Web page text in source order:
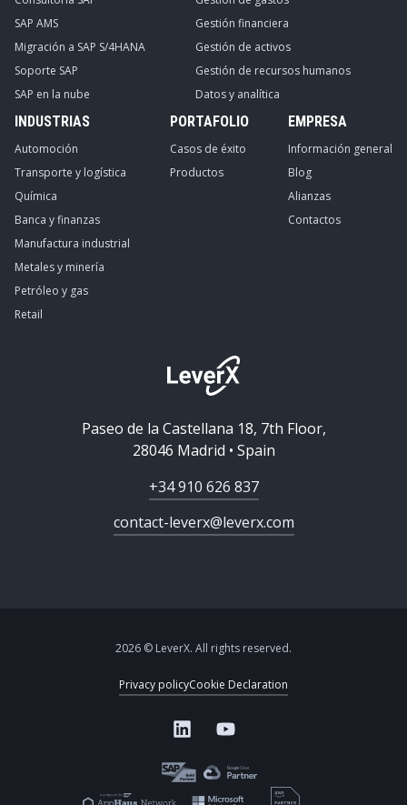
SAP AMS
Migración a SAP S/4HANA
Soporte SAP
SAP en la nube
Gestión financiera
Gestión de activos
Gestión de recursos humanos
Datos y analítica
INDUSTRIAS
Automoción
Transporte y logística
Química
Banca y finanzas
Manufactura industrial
Metales y minería
Petróleo y gas
Retail
PORTAFOLIO
Casos de éxito
Productos
EMPRESA
Información general
Blog
Alianzas
Contactos
Paseo de la Castellana 18, 7th Floor,
28046 Madrid • Spain
+34 910 626 837
contact-leverx@leverx.com
2026 © LeverX. All rights reserved.
Privacy policyCookie Declaration